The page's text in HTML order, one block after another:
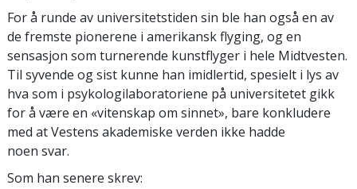
For å runde av universitetstiden sin ble han også en av
de fremste pionerene i amerikansk flyging, og en
sensasjon som turnerende kunstflyger i hele Midtvesten.
Til syvende og sist kunne han imidlertid, spesielt i lys av
hva som i psykologilaboratoriene på universitetet gikk
for å være en «vitenskap om sinnet», bare konkludere
med at Vestens akademiske verden ikke hadde
noen svar.
Som han senere skrev: